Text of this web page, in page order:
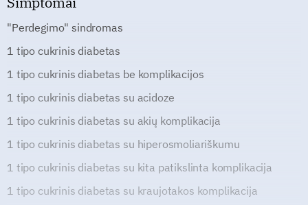
"Perdegimo" sindromas
1 tipo cukrinis diabetas
1 tipo cukrinis diabetas be komplikacijos
1 tipo cukrinis diabetas su acidoze
1 tipo cukrinis diabetas su akių komplikacija
1 tipo cukrinis diabetas su hiperosmoliariškumu
1 tipo cukrinis diabetas su kita patikslinta komplikacija
1 tipo cukrinis diabetas su kraujotakos komplikacija